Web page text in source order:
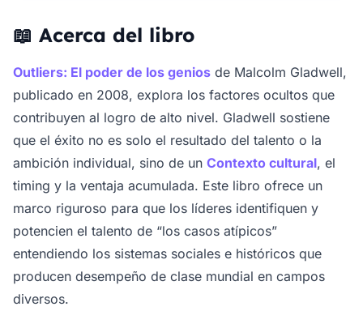
📖 Acerca del libro
Outliers: El poder de los genios de Malcolm Gladwell,
publicado en 2008, explora los factores ocultos que
contribuyen al logro de alto nivel. Gladwell sostiene
que el éxito no es solo el resultado del talento o la
ambición individual, sino de un Contexto cultural, el
timing y la ventaja acumulada. Este libro ofrece un
marco riguroso para que los líderes identifiquen y
potencien el talento de “los casos atípicos”
entendiendo los sistemas sociales e históricos que
producen desempeño de clase mundial en campos
diversos.